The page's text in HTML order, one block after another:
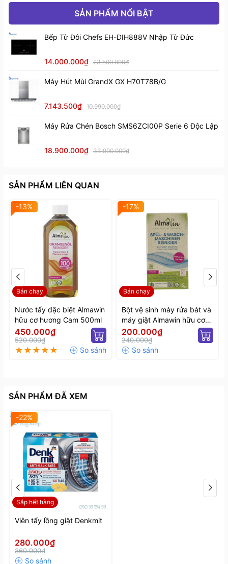
Hướng dẫn sử dụng:
Với máy giặt cửa trên: Chọn chế độ giặt với mức nước
cao nhất rồi cho trực tiếp viên tẩy vào lồng giặt. Ngâm
trong 30′ rồi chạy chu trình giặt như bình thường (giặt – xả
– vắt).
nước giặt, chọn chế độ giặt ngâm và bấm nút Start.
SẢN PHẨM NỔI BẬT
Bếp Từ Đôi Chefs EH-DIH888V Nhập Từ Đức
14.000.000₫ 23.500.000₫
Máy Hút Mùi GrandX GX H70T78B/G
7.143.500₫ 10.990.000₫
Máy Rửa Chén Bosch SMS6ZCI00P Serie 6 Độc Lập
18.900.000₫ 33.990.000₫
SẢN PHẨM LIÊN QUAN
Bán chạy
-13%
Nước tẩy đặc biệt Almawin
hữu cơ hương Cam 500ml
450.000₫
520.000₫
Bán chạy
-17%
Bột vệ sinh máy rửa bát và
máy giặt Almawin hữu cơ
200gr
200.000₫
240.000₫
SẢN PHẨM ĐÃ XEM
Sắp hết hàng
-22%
Viên tẩy lồng giặt Denkmit
280.000₫
360.000₫